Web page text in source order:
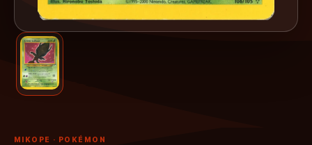
MIKOPE · POKÉMON